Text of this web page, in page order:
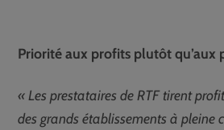
Priorité aux profits plutôt qu’aux
« Les prestataires de RTF tirent
des grands établissements à pleine